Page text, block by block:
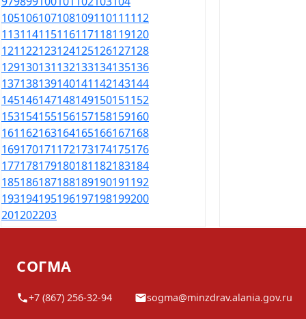
105106107108109110111112
113114115116117118119120
121122123124125126127128
129130131132133134135136
137138139140141142143144
145146147148149150151152
153154155156157158159160
161162163164165166167168
169170171172173174175176
177178179180181182183184
185186187188189190191192
193194195196197198199200
201202203
СОГМА
+7 (867) 256-32-94 sogma@minzdrav.alania.gov.ru